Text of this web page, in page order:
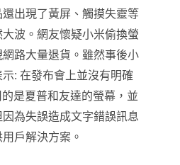
還出現了黃屏、觸摸失靈等
波。 網友懷疑小米偷換螢
網路大量退貨。 雖然事後小
: 在發布會上並沒有明確
是夏普和友達的螢幕 ， 並
為失誤造成文字錯誤訊息
戶解決方案。